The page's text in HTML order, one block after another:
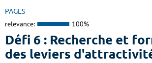
PAGES
relevance: 100%
Défi 6 : Recherche et
des leviers